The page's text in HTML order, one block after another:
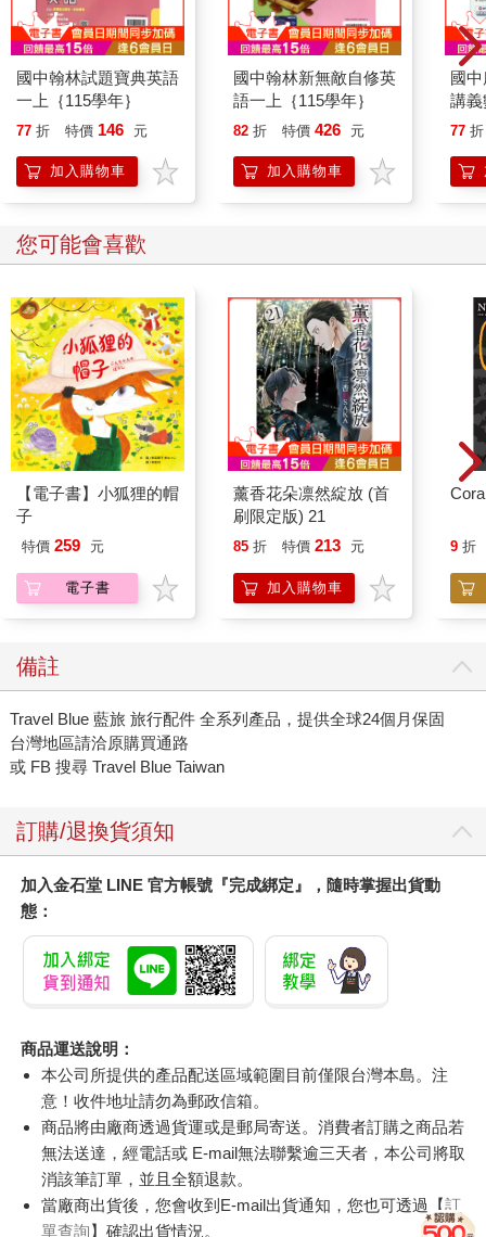
國中翰林試題寶典英語
一上｛115學年｝
77 折 特價 146 元
加入購物車
國中翰林新無敵自修英
語一上｛115學年｝
82 折 特價 426 元
加入購物車
國
講義
年}
77 折
您可能會喜歡
【電子書】小狐狸的帽
子
特價 259 元
電子書
薰香花朵凛然綻放 (首
刷限定版) 21
85 折 特價 213 元
加入購物車
9 折
備註
Travel Blue 藍旅 旅行配件 全系列產品，提供全球24個月保固
台灣地區請洽原購買通路
或 FB 搜尋 Travel Blue Taiwan
訂購/退換貨須知
加入金石堂 LINE 官方帳號『完成綁定』，隨時掌握出貨動
態：
商品運送說明：
本公司所提供的產品配送區域範圍目前僅限台灣本島。注
意！收件地址請勿為郵政信箱。
商品將由廠商透過貨運或是郵局寄送。消費者訂購之商品若
無法送達，經電話或 E-mail無法聯繫逾三天者，本公司將取
消該筆訂單，並且全額退款。
當廠商出貨後，您會收到E-mail出貨通知，您也可透過【訂
單查詢】確認出貨情況。